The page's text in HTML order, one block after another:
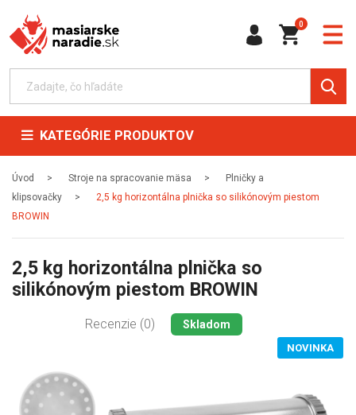
0
KATEGÓRIE PRODUKTOV
Úvod Stroje na spracovanie mäsa
Plničky a
klipsovačky
2,5 kg horizontálna plnička so silikónovým piestom
BROWIN
2,5 kg horizontálna plnička so
silikónovým piestom BROWIN
Recenzie (0) Skladom
NOVINKA